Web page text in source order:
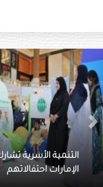
الأكثر قراءة
الأعلى
أعضاء
Previous